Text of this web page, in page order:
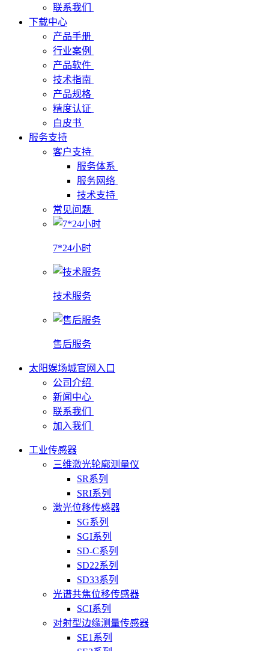
联系我们
下载中心
产品手册
行业案例
产品软件
技术指南
产品规格
精度认证
白皮书
服务支持
客户支持
服务体系
服务网络
技术支持
常见问题
7*24小时
技术服务
售后服务
太阳娱场城官网入口
公司介绍
新闻中心
联系我们
加入我们
工业传感器
三维激光轮廓测量仪
SR系列
SRI系列
激光位移传感器
SG系列
SGI系列
SD-C系列
SD22系列
SD33系列
光谱共焦位移传感器
SCI系列
对射型边缘测量传感器
SE1系列